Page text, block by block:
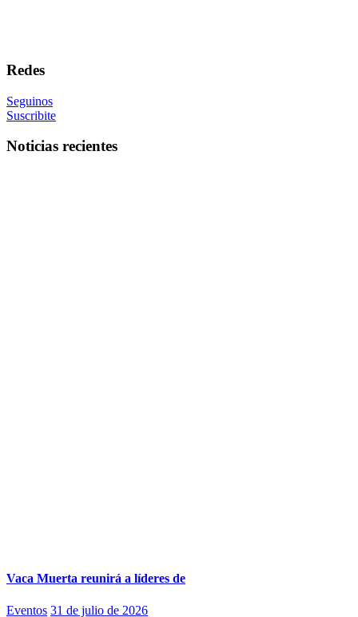
Redes
Seguinos
Suscribite
Noticias recientes
Vaca Muerta reunirá a líderes de
Eventos 31 de julio de 2026